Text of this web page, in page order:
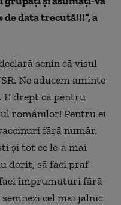
data trecută!!!”, a
senin că visul
Ne aducem aminte
E drept că pentru
românilor! Pentru ei
fără număr,
şi tot ce le-a mai
dorit, să faci praf
faci împrumuturi fără
cel mai jalnic